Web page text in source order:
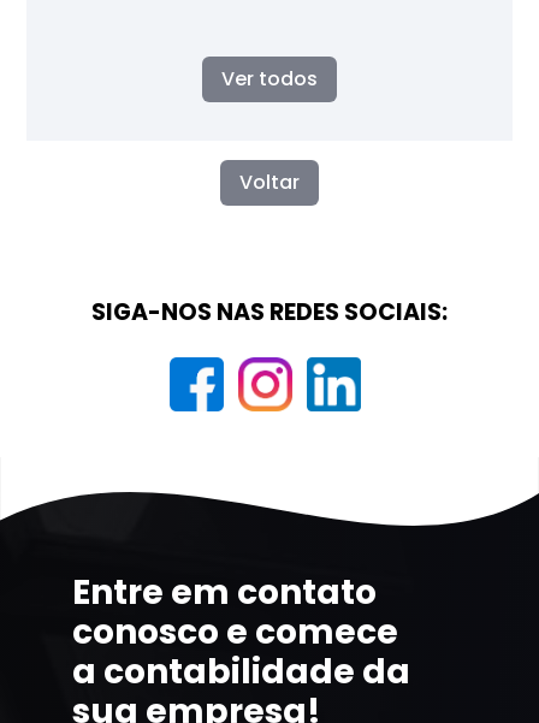
Ver todos
Voltar
SIGA-NOS NAS REDES SOCIAIS:
Entre em contato
conosco e comece
a contabilidade da
sua empresa!